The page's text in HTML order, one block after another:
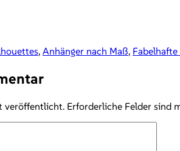
, Anhänger nach Maß,
veröffentlicht. Erforderliche Felder sind